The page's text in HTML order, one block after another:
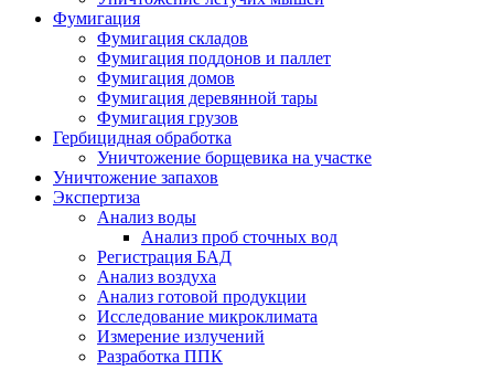
Фумигация
Фумигация складов
Фумигация поддонов и паллет
Фумигация домов
Фумигация деревянной тары
Фумигация грузов
Гербицидная обработка
Уничтожение борщевика на участке
Уничтожение запахов
Экспертиза
Анализ воды
Анализ проб сточных вод
Регистрация БАД
Анализ воздуха
Анализ готовой продукции
Исследование микроклимата
Измерение излучений
Разработка ППК